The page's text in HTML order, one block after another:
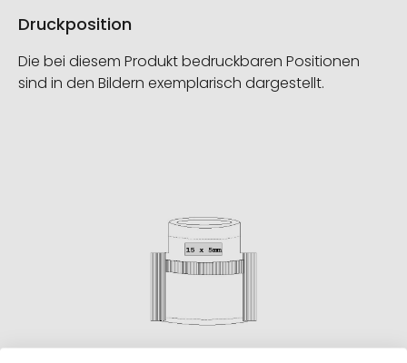
Druckposition
Die bei diesem Produkt bedruckbaren Positionen
sind in den Bildern exemplarisch dargestellt.